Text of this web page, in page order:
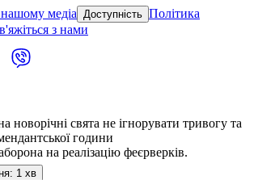
медіа Доступність Політика
з нами
новорічні свята не ігнорувати тривогу та
години
на реалізацію феєрверків.
1 хв